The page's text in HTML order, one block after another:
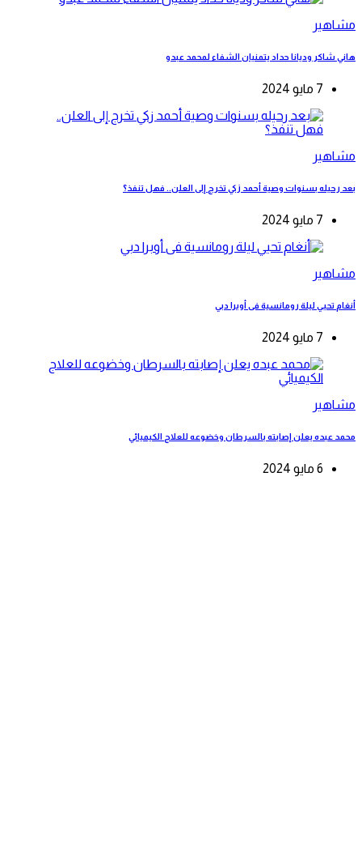
مشاهير
هاني شاكر وديانا حداد يتمنيان الشفاء لمحمد عبدو
7 مايو 2024
مشاهير
بعد رحيله بسنوات وصية أحمد زكي تخرج إلى العلن.. فهل تنفذ؟
7 مايو 2024
مشاهير
أنغام تحيي ليلة رومانسية فى أوبرا دبي
7 مايو 2024
مشاهير
محمد عبده يعلن إصابته بالسرطان وخضوعه للعلاج الكيميائي
6 مايو 2024